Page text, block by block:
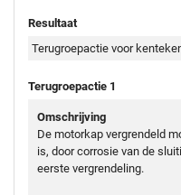
Resultaat
Terugroepactie voor
Terugroepactie 1
Omschrijving
De motorkap vergrendeld
is, door corrosie van de
eerste vergrendeling.